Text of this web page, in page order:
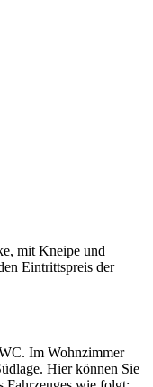
mit Kneipe und
Eintrittspreis der
Im Wohnzimmer
Hier können Sie